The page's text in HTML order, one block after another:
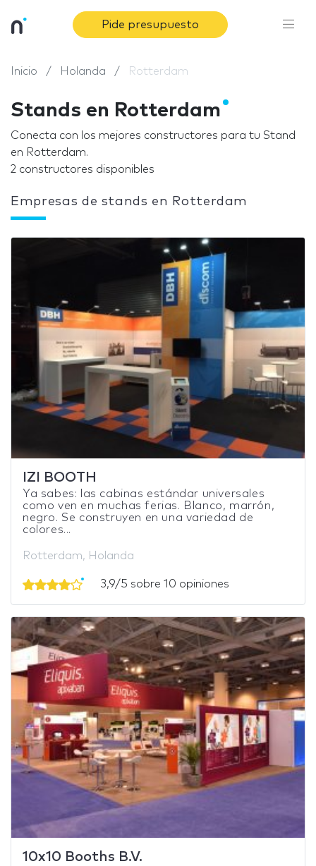
Pide presupuesto
Inicio Holanda Rotterdam
Stands en Rotterdam
Conecta con los mejores constructores para tu Stand
en Rotterdam.
2 constructores disponibles
Empresas de stands en Rotterdam
IZI BOOTH
Ya sabes: las cabinas estándar universales
como ven en muchas ferias. Blanco, marrón,
negro. Se construyen en una variedad de
colores...
Rotterdam, Holanda
3,9/5 sobre 10 opiniones
10x10 Booths B.V.